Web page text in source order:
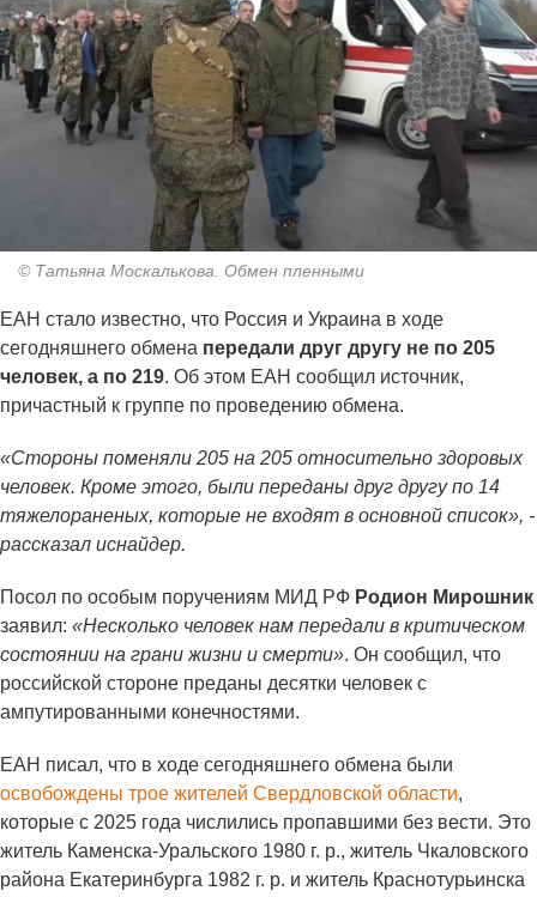
© Татьяна Москалькова. Обмен пленными
ЕАН стало известно, что Россия и Украина в ходе
сегодняшнего обмена передали друг другу не по 205
человек, а по 219. Об этом ЕАН сообщил источник,
причастный к группе по проведению обмена.
«Стороны поменяли 205 на 205 относительно здоровых
человек. Кроме этого, были переданы друг другу по 14
тяжелораненых, которые не входят в основной список», -
рассказал иснайдер.
Посол по особым поручениям МИД РФ Родион Мирошник
заявил: «Несколько человек нам передали в критическом
состоянии на грани жизни и смерти». Он сообщил, что
российской стороне преданы десятки человек с
ампутированными конечностями.
ЕАН писал, что в ходе сегодняшнего обмена были
освобождены трое жителей Свердловской области,
которые с 2025 года числились пропавшими без вести. Это
житель Каменска-Уральского 1980 г. р., житель Чкаловского
района Екатеринбурга 1982 г. р. и житель Краснотурьинска